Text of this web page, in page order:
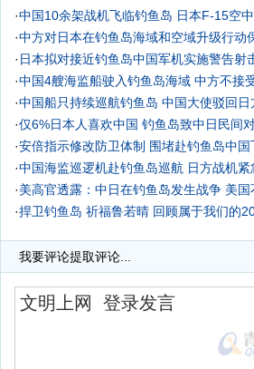
·中国10余架战机飞临钓鱼岛 日本F-15空
·中方对日本在钓鱼岛海域和空域升级行动
· 日本拟对接近钓鱼岛中国军机实施警告射
·中国4艘海监船驶入钓鱼岛海域 中方不接
·中国船只持续巡航钓鱼岛 中国大使驳回日
·仅6%日本人喜欢中国 钓鱼岛致中日民间
·安倍指示修改防卫体制 围堵赴钓鱼岛中国
·中国海监巡逻机赴钓鱼岛巡航 日方战机紧
·美高官透露：中日在钓鱼岛发生战争 美国
·捍卫钓鱼岛 祈福鲁若晴 回顾属于我们的
我要评论提取评论...